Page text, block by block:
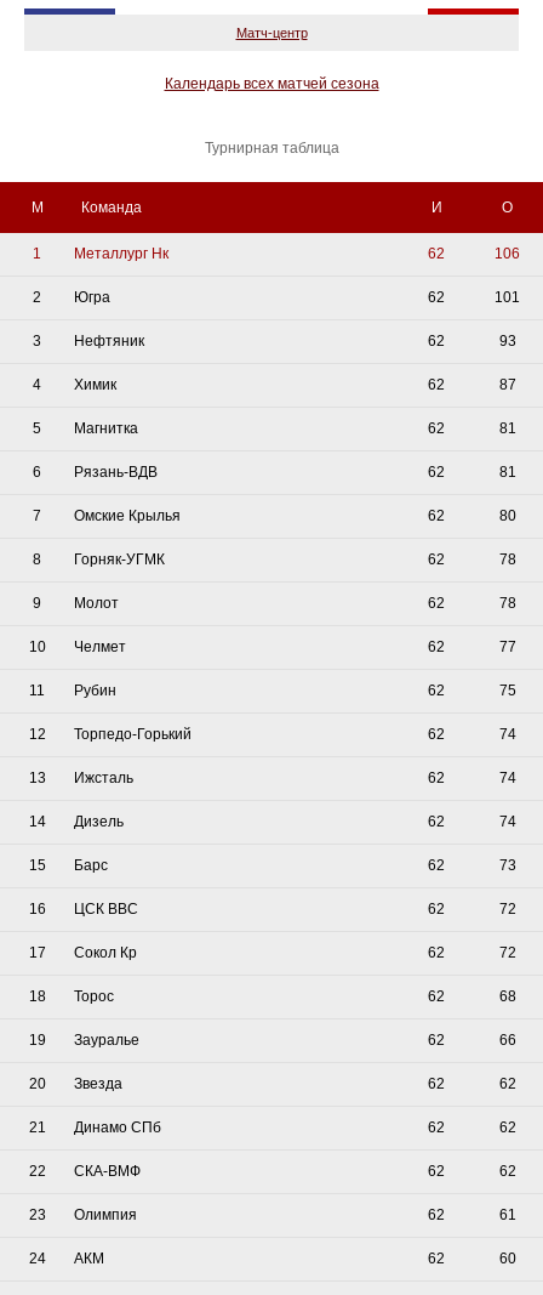
Матч-центр
Календарь всех матчей сезона
Турнирная таблица
М Команда И О
1 Металлург Нк 62 106
2 Югра 62 101
3 Нефтяник 62 93
4 Химик 62 87
5 Магнитка 62 81
6 Рязань-ВДВ 62 81
7 Омские Крылья 62 80
8 Горняк-УГМК 62 78
9 Молот 62 78
10 Челмет 62 77
11 Рубин 62 75
12 Торпедо-Горький 62 74
13 Ижсталь 62 74
14 Дизель 62 74
15 Барс 62 73
16 ЦСК ВВС 62 72
17 Сокол Кр 62 72
18 Торос 62 68
19 Зауралье 62 66
20 Звезда 62 62
21 Динамо СПб 62 62
22 СКА-ВМФ 62 62
23 Олимпия 62 61
24 АКМ 62 60